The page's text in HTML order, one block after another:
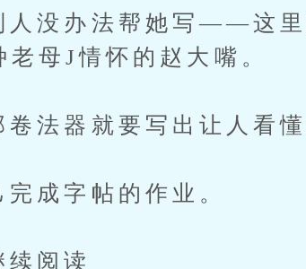
办法帮她写——这里
母J情怀的赵大嘴。
器就要写出让人看懂
字帖的作业。
阅读